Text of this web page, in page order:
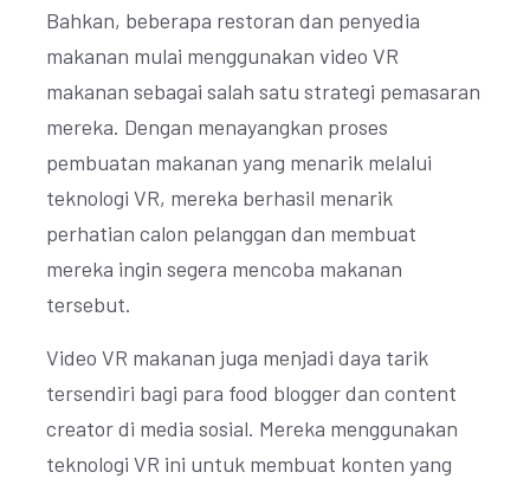
Bahkan, beberapa restoran dan penyedia
makanan mulai menggunakan video VR
makanan sebagai salah satu strategi pemasaran
mereka. Dengan menayangkan proses
pembuatan makanan yang menarik melalui
teknologi VR, mereka berhasil menarik
perhatian calon pelanggan dan membuat
mereka ingin segera mencoba makanan
tersebut.
Video VR makanan juga menjadi daya tarik
tersendiri bagi para food blogger dan content
creator di media sosial. Mereka menggunakan
teknologi VR ini untuk membuat konten yang